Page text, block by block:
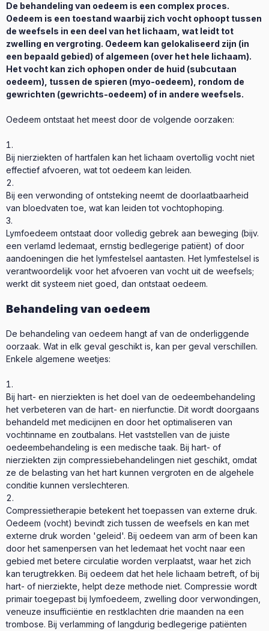
De behandeling van oedeem is een complex proces.
Oedeem is een toestand waarbij zich vocht ophoopt tussen
de weefsels in een deel van het lichaam, wat leidt tot
zwelling en vergroting. Oedeem kan gelokaliseerd zijn (in
een bepaald gebied) of algemeen (over het hele lichaam).
Het vocht kan zich ophopen onder de huid (subcutaan
oedeem), tussen de spieren (myo-oedeem), rondom de
gewrichten (gewrichts-oedeem) of in andere weefsels.
Oedeem ontstaat het meest door de volgende oorzaken:
Bij nierziekten of hartfalen kan het lichaam overtollig vocht niet
effectief afvoeren, wat tot oedeem kan leiden.
Bij een verwonding of ontsteking neemt de doorlaatbaarheid
van bloedvaten toe, wat kan leiden tot vochtophoping.
Lymfoedeem ontstaat door volledig gebrek aan beweging (bijv.
een verlamd ledemaat, ernstig bedlegerige patiënt) of door
aandoeningen die het lymfestelsel aantasten. Het lymfestelsel is
verantwoordelijk voor het afvoeren van vocht uit de weefsels;
werkt dit systeem niet goed, dan ontstaat oedeem.
Behandeling van oedeem
De behandeling van oedeem hangt af van de onderliggende
oorzaak. Wat in elk geval geschikt is, kan per geval verschillen.
Enkele algemene weetjes:
Bij hart- en nierziekten is het doel van de oedeembehandeling
het verbeteren van de hart- en nierfunctie. Dit wordt doorgaans
behandeld met medicijnen en door het optimaliseren van
vochtinname en zoutbalans. Het vaststellen van de juiste
oedeembehandeling is een medische taak. Bij hart- of
nierziekten zijn compressiebehandelingen niet geschikt, omdat
ze de belasting van het hart kunnen vergroten en de algehele
conditie kunnen verslechteren.
Compressietherapie betekent het toepassen van externe druk.
Oedeem (vocht) bevindt zich tussen de weefsels en kan met
externe druk worden 'geleid'. Bij oedeem van arm of been kan
door het samenpersen van het ledemaat het vocht naar een
gebied met betere circulatie worden verplaatst, waar het zich
kan terugtrekken. Bij oedeem dat het hele lichaam betreft, of bij
hart- of nierziekte, helpt deze methode niet. Compressie wordt
primair toegepast bij lymfoedeem, zwelling door verwondingen,
veneuze insufficiëntie en restklachten drie maanden na een
trombose. Bij verlamming of langdurig bedlegerige patiënten